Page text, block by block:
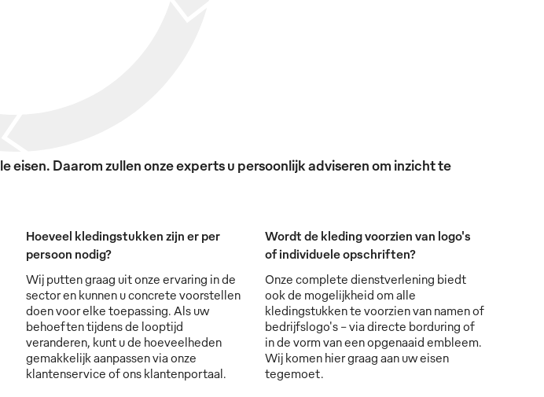
Daarom zullen onze experts u persoonlijk adviseren om inzicht te
Hoeveel kledingstukken zijn er per
persoon nodig?
Wij putten graag uit onze ervaring in de
sector en kunnen u concrete voorstellen
doen voor elke toepassing. Als uw
behoeften tijdens de looptijd
veranderen, kunt u de hoeveelheden
gemakkelijk aanpassen via onze
klantenservice of ons klantenportaal.
Wordt de kleding voorzien van logo's
of individuele opschriften?
Onze complete dienstverlening biedt
ook de mogelijkheid om alle
kledingstukken te voorzien van namen of
bedrijfslogo's - via directe borduring of
in de vorm van een opgenaaid embleem.
Wij komen hier graag aan uw eisen
tegemoet.